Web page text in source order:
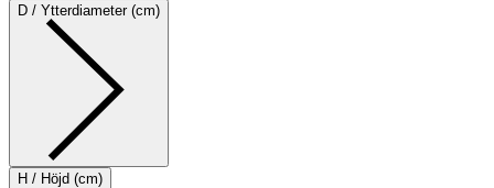
D / Ytterdiameter (cm)
H / Höjd (cm)